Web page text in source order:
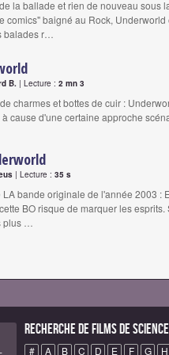
la ballade et rien de nouveau sous
comics" baigné au Rock,
r…
B. | Lecture : 2 mn 3
charmes et bottes de cuir :
cause d'une certaine approche
| Lecture : 35 s
LA bande originale de l'année 2003 :
BO risque de marquer les
…
Recherche de Films de
# A B C D E F G H